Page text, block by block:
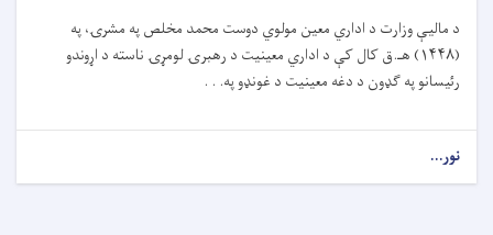
د مالیې وزارت د اداري معین مولوي دوست محمد مخلص په مشرۍ، په
(۱۴۴۸) هـ.ق کال کې د اداري معینیت د رهبرۍ لومړۍ ناسته د اړوندو
رئیسانو په ګډون د دغه معینیت د غونډو په. . .
نور...